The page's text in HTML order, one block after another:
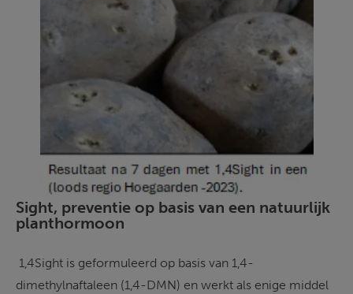
Sight, preventie op basis van een natuurlijk
planthormoon
dimethylnaftaleen (1,4-DMN) en werkt als enige middel